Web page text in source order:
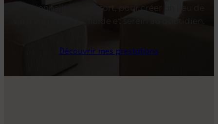
fonctionnalité et confort, pour créer un lieu de
Découvrir mes prestations